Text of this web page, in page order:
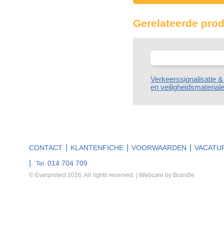
Gerelateerde
Verkeerssignalisatie
en
CONTACT KLANTENFICHE VOORWAARDEN
Tel. 014 704 709
© Everprotect 2026. All rights reserved. | Webcare by Brandle